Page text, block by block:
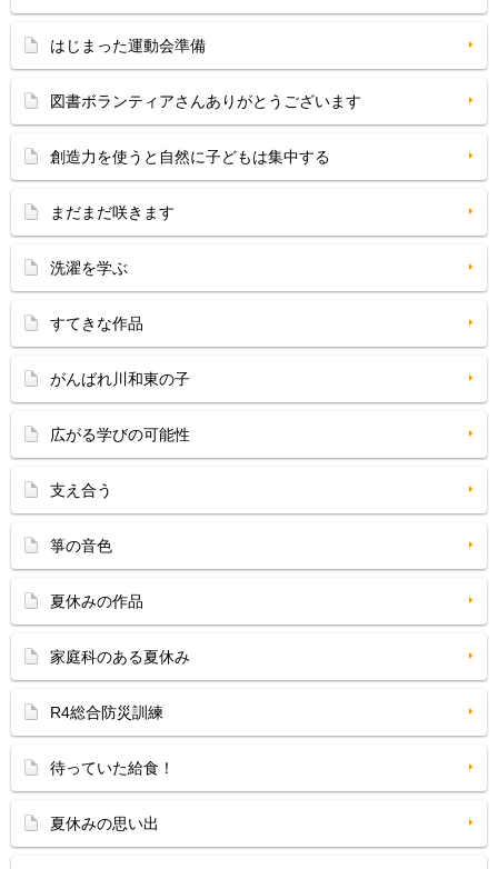
はじまった運動会準備
図書ボランティアさんありがとうございます
創造力を使うと自然に子どもは集中する
まだまだ咲きます
洗濯を学ぶ
すてきな作品
がんばれ川和東の子
広がる学びの可能性
支え合う
箏の音色
夏休みの作品
家庭科のある夏休み
R4総合防災訓練
待っていた給食！
夏休みの思い出